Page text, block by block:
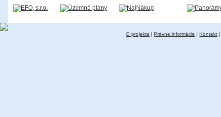
O projekte |Právne informácie |Kontakt